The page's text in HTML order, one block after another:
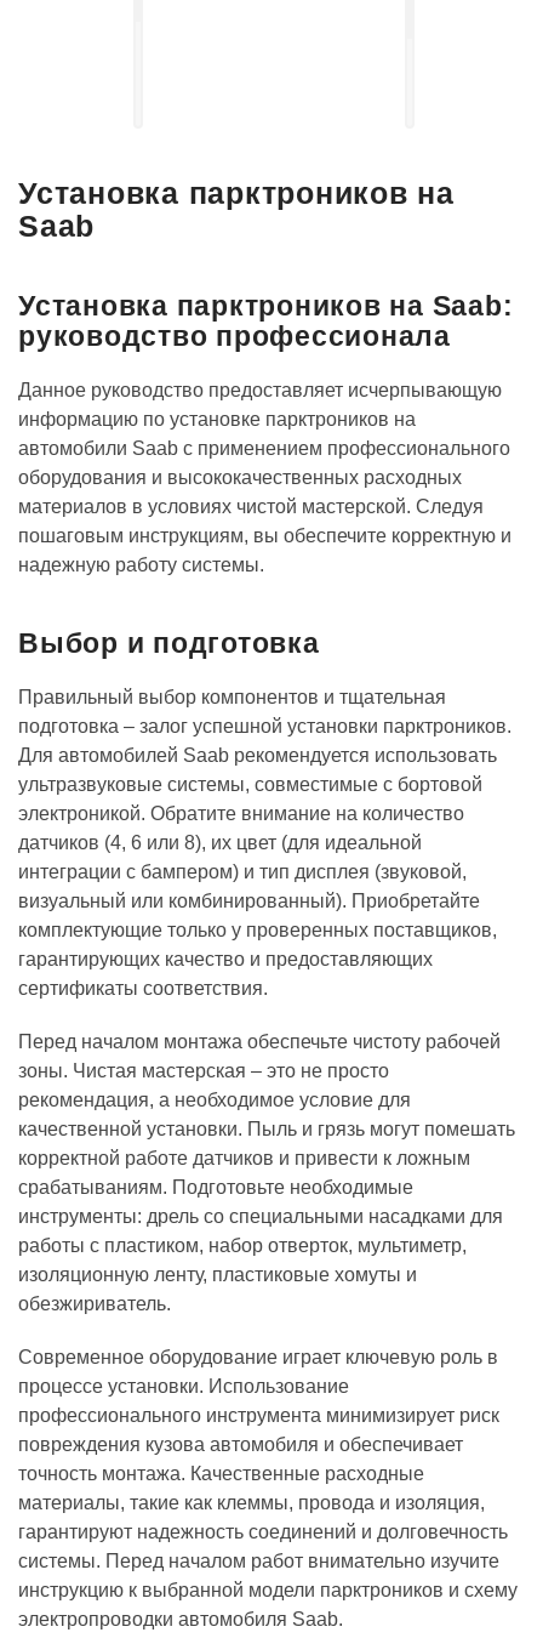
Установка парктроников на
Saab
Установка парктроников на Saab:
руководство профессионала
Данное руководство предоставляет исчерпывающую
информацию по установке парктроников на
автомобили Saab с применением профессионального
оборудования и высококачественных расходных
материалов в условиях чистой мастерской. Следуя
пошаговым инструкциям, вы обеспечите корректную и
надежную работу системы.
Выбор и подготовка
Правильный выбор компонентов и тщательная
подготовка – залог успешной установки парктроников.
Для автомобилей Saab рекомендуется использовать
ультразвуковые системы, совместимые с бортовой
электроникой. Обратите внимание на количество
датчиков (4, 6 или 8), их цвет (для идеальной
интеграции с бампером) и тип дисплея (звуковой,
визуальный или комбинированный). Приобретайте
комплектующие только у проверенных поставщиков,
гарантирующих качество и предоставляющих
сертификаты соответствия.
Перед началом монтажа обеспечьте чистоту рабочей
зоны. Чистая мастерская – это не просто
рекомендация, а необходимое условие для
качественной установки. Пыль и грязь могут помешать
корректной работе датчиков и привести к ложным
срабатываниям. Подготовьте необходимые
инструменты: дрель со специальными насадками для
работы с пластиком, набор отверток, мультиметр,
изоляционную ленту, пластиковые хомуты и
обезжириватель.
Современное оборудование играет ключевую роль в
процессе установки. Использование
профессионального инструмента минимизирует риск
повреждения кузова автомобиля и обеспечивает
точность монтажа. Качественные расходные
материалы, такие как клеммы, провода и изоляция,
гарантируют надежность соединений и долговечность
системы. Перед началом работ внимательно изучите
инструкцию к выбранной модели парктроников и схему
электропроводки автомобиля Saab.